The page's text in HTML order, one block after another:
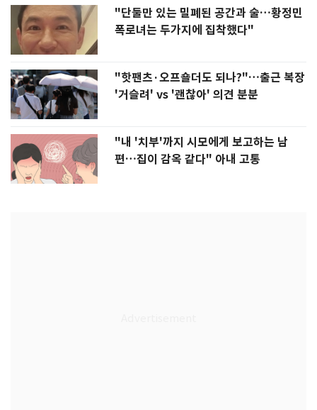
"단둘만 있는 밀폐된 공간과 술…황정민
폭로녀는 두가지에 집착했다"
"핫팬츠·오프숄더도 되나?"…출근 복장
'거슬려' vs '괜찮아' 의견 분분
"내 '치부'까지 시모에게 보고하는 남
편…집이 감옥 같다" 아내 고통